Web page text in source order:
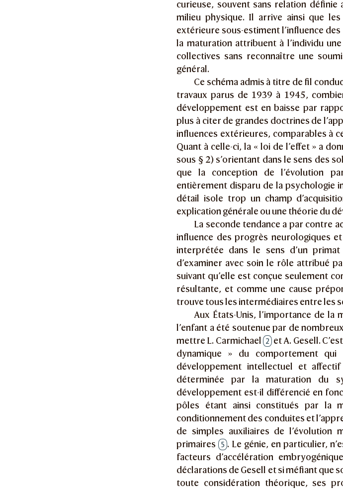
curieuse, souvent sans relation
milieu physique. Il arrive ainsi que
extérieure sous-estiment l’influence
la maturation attribuent à l’individu
collectives sans reconnaître une
général.
Ce schéma admis à titre de fil
travaux parus de 1939 à 1945,
développement est en baisse par
plus à citer de grandes doctrines de
influences extérieures, comparables à
Quant à celle-ci, la « loi de l’effet » a
sous § 2) s’orientant dans le sens des
que la conception de l’évolution
entièrement disparu de la psychologie
détail isole trop un champ
explication générale ou une théorie du
La seconde tendance a par contre
influence des progrès neurologiques
interprétée dans le sens d’un
d’examiner avec soin le rôle attribué
suivant qu’elle est conçue seulement
résultante, et comme une cause
trouve tous les intermédiaires entre les
Aux États-Unis, l’importance de la
l’enfant a été soutenue par de
mettre L. Carmichael 2 et A. Gesell.
dynamique » du comportement
développement intellectuel et
déterminée par la maturation du
développement est-il différencié en
pôles étant ainsi constitués par la
conditionnement des conduites et
de simples auxiliaires de l’évolution
primaires 5 . Le génie, en particulier,
facteurs d’accélération
déclarations de Gesell et si méfiant que
toute considération théorique, ses